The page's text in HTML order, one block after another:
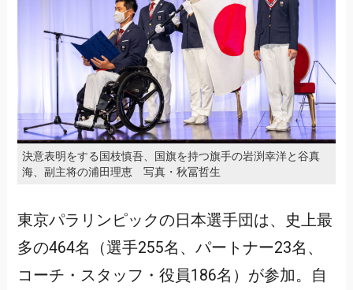
決意表明をする国枝慎吾、国旗を持つ旗手の岩渕幸洋と谷真
海、副主将の浦田理恵 写真・秋冨哲生
東京パラリンピックの日本選手団は、史上最
多の464名（選手255名、パートナー23名、
コーチ・スタッフ・役員186名）が参加。自